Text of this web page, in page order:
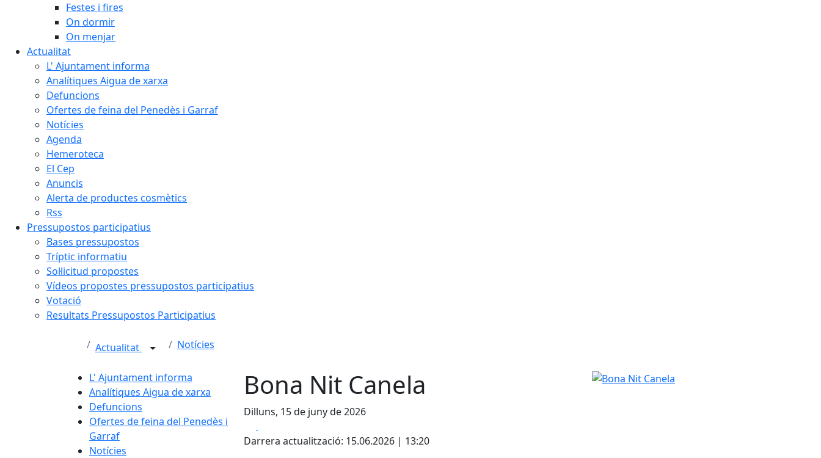
Festes i fires
On dormir
On menjar
Actualitat
L' Ajuntament informa
Analítiques Aigua de xarxa
Defuncions
Ofertes de feina del Penedès i Garraf
Notícies
Agenda
Hemeroteca
El Cep
Anuncis
Alerta de productes cosmètics
Rss
Pressupostos participatius
Bases pressupostos
Tríptic informatiu
Sol·licitud propostes
Vídeos propostes pressupostos participatius
Votació
Resultats Pressupostos Participatius
Actualitat Notícies
L' Ajuntament informa
Analítiques Aigua de xarxa
Defuncions
Ofertes de feina del Penedès i
Garraf
Notícies
Bona Nit Canela
Dilluns, 15 de juny de 2026
Darrera actualització: 15.06.2026 | 13:20
Bona Nit Canela